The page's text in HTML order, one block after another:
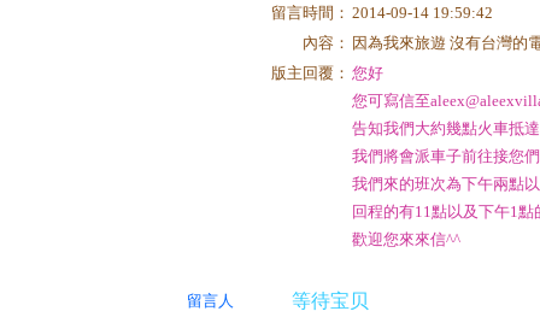
留言時間： 2014-09-14 19:59:42
內容： 因為我來旅遊 沒有台灣的
版主回覆： 您好
您可寫信至
告知我們大約幾點火車抵
我們將會派車子前往接您們
我們來的班次為下午兩點
回程的有11點以及下午1點
歡迎您來來信^^
留言人 等待宝贝